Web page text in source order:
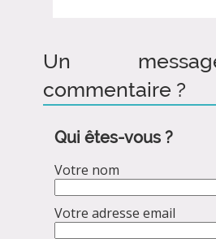
Un
commentaire ?
Qui êtes-vous ?
Votre nom
Votre adresse email